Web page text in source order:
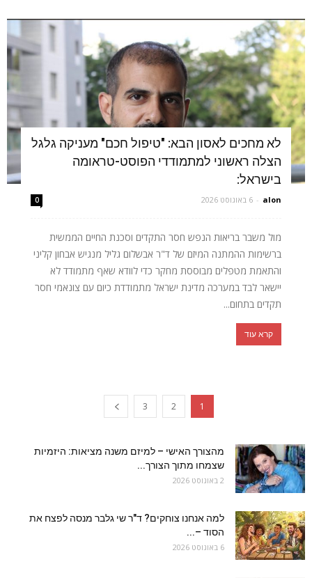
לא מחכים לאסון הבא: "טיפול חכם" מעניקה גלגל
הצלה ראשוני למתמודדי הפוסט-טראומה
בישראל:
alon
- 6 באוגוסט 2026 0
מול משבר בריאות הנפש חסר התקדים וסכנת החיים הממשית
ברשימות ההמתנה המיזם של ד"ר אבשלום גליל מנגיש אבחון קליני
והתאמת מטפלים מבוססת מחקר כדי לוודא שאף מתמודד לא
יישאר לבד במערכה מדינת ישראל מתמודדת כיום עם צונאמי חסר
תקדים בתחום...
קרא עוד
1
2
3
מהצורך האישי – למיזם משנה מציאות: היזמיות
שצמחו מתוך הצורך...
2 באוגוסט 2026
למה אנחנו צוחקים? ד"ר שי גלבר מנסה לפצח את
הסוד –...
6 באוגוסט 2026